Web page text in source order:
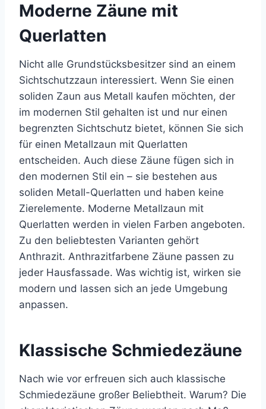
Moderne Zäune mit
Querlatten
Nicht alle Grundstücksbesitzer sind an einem
Sichtschutzzaun interessiert. Wenn Sie einen
soliden Zaun aus Metall kaufen möchten, der
im modernen Stil gehalten ist und nur einen
begrenzten Sichtschutz bietet, können Sie sich
für einen Metallzaun mit Querlatten
entscheiden. Auch diese Zäune fügen sich in
den modernen Stil ein – sie bestehen aus
soliden Metall-Querlatten und haben keine
Zierelemente. Moderne Metallzaun mit
Querlatten werden in vielen Farben angeboten.
Zu den beliebtesten Varianten gehört
Anthrazit. Anthrazitfarbene Zäune passen zu
jeder Hausfassade. Was wichtig ist, wirken sie
modern und lassen sich an jede Umgebung
anpassen.
Klassische Schmiedezäune
Nach wie vor erfreuen sich auch klassische
Schmiedezäune großer Beliebtheit. Warum? Die